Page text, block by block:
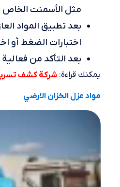
مثل الأسمنت الخاص
بعد تطبيق المواد
اختبارات الضغط أو
بعد التأكد من فعالية
يمكنك قراءة: شركة كشف
مواد عزل الخزان الارضي